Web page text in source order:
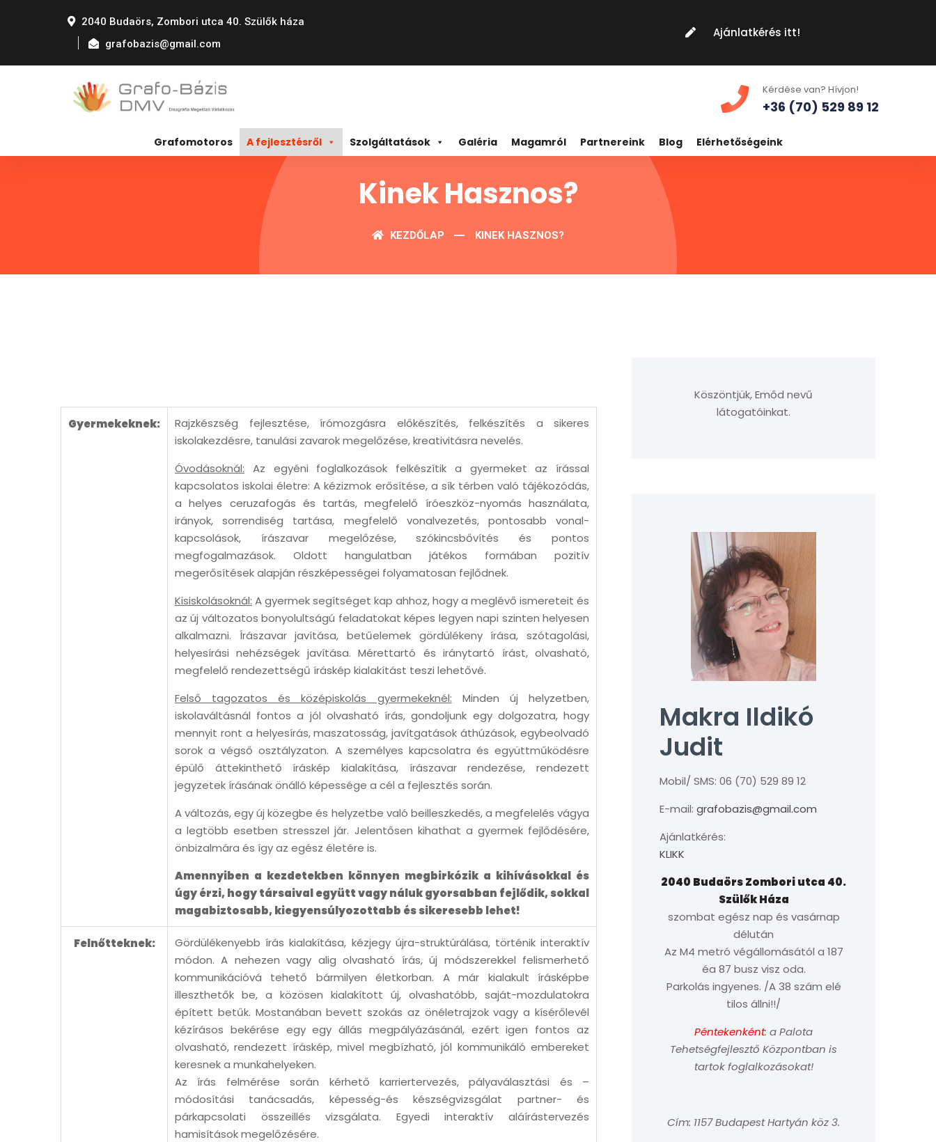
2040 Budaörs, Zombori utca 40. Szülők háza
grafobazis@gmail.com
Ajánlatkérés itt!
Kérdése van? Hívjon!
+36 (70) 529 89 12
Grafomotoros A fejlesztésről Szolgáltatások Galéria Magamról Partnereink Blog Elérhetőségeink
Kinek Hasznos?
KEZDŐLAP KINEK HASZNOS?
Gyermekeknek:
Rajzkészség fejlesztése, írómozgásra előkészítés, felkészítés a sikeres
iskolakezdésre, tanulási zavarok megelőzése, kreativitásra nevelés.
Óvodásoknál: Az egyéni foglalkozások felkészítik a gyermeket az írással
kapcsolatos iskolai életre: A kézizmok erősítése, a sík térben való tájékozódás,
a helyes ceruzafogás és tartás, megfelelő íróeszköz-nyomás használata,
irányok, sorrendiség tartása, megfelelő vonalvezetés, pontosabb vonal-
kapcsolások, írászavar megelőzése, szókincsbővítés és pontos
megfogalmazások. Oldott hangulatban játékos formában pozitív
megerősítések alapján részképességei folyamatosan fejlődnek.
Kisiskolásoknál: A gyermek segítséget kap ahhoz, hogy a meglévő ismereteit és
az új változatos bonyolultságú feladatokat képes legyen napi szinten helyesen
alkalmazni. Írászavar javítása, betűelemek gördülékeny írása, szótagolási,
helyesírási nehézségek javítása. Mérettartó és iránytartó írást, olvasható,
megfelelő rendezettségű íráskép kialakítást teszi lehetővé.
Felső tagozatos és középiskolás gyermekeknél: Minden új helyzetben,
iskolaváltásnál fontos a jól olvasható írás, gondoljunk egy dolgozatra, hogy
mennyit ront a helyesírás, maszatosság, javítgatások áthúzások, egybeolvadó
sorok a végső osztályzaton. A személyes kapcsolatra és együttműködésre
épülő áttekinthető íráskép kialakítása, írászavar rendezése, rendezett
jegyzetek írásának önálló képessége a cél a fejlesztés során.
A változás, egy új közegbe és helyzetbe való beilleszkedés, a megfelelés vágya
a legtöbb esetben stresszel jár. Jelentősen kihathat a gyermek fejlődésére,
önbizalmára és így az egész életére is.
Amennyiben a kezdetekben könnyen megbirkózik a kihívásokkal és
úgy érzi, hogy társaival együtt vagy náluk gyorsabban fejlődik, sokkal
magabiztosabb, kiegyensúlyozottabb és sikeresebb lehet!
Felnőtteknek:
Gördülékenyebb írás kialakítása, kézjegy újra-struktúrálása, történik interaktív
módon. A nehezen vagy alig olvasható írás, új módszerekkel felismerhető
kommunikációvá tehető bármilyen életkorban. A már kialakult írásképbe
illeszthetők be, a közösen kialakított új, olvashatóbb, saját-mozdulatokra
épített betűk. Mostanában bevett szokás az önéletrajzok vagy a kísérőlevél
kézírásos bekérése egy egy állás megpályázásánál, ezért igen fontos az
olvasható, rendezett íráskép, mivel megbízható, jól kommunikáló embereket
keresnek a munkahelyeken.
Az írás felmérése során kérhető karriertervezés, pályaválasztási és –
módosítási tanácsadás, képesség-és készségvizsgálat partner- és
párkapcsolati összeillés vizsgálata. Egyedi interaktív aláírástervezés
hamisítások megelőzésére.
Köszöntjük, Emőd nevű
látogatóinkat.
Makra Ildikó
Judit
Mobil/ SMS: 06 (70) 529 89 12
E-mail: grafobazis@gmail.com
Ajánlatkérés:
KLIKK
2040 Budaörs Zombori utca 40.
Szülők Háza
szombat egész nap és vasárnap
délután
Az M4 metró végállomásától a 187
éa 87 busz visz oda.
Parkolás ingyenes. /A 38 szám elé
tilos állni!!/
Péntekenként: a Palota
Tehetségfejlesztő Központban is
tartok foglalkozásokat!
Cím: 1157 Budapest Hartyán köz 3.